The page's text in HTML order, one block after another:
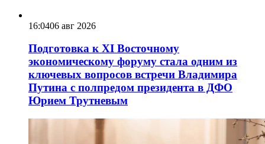
16:0406 авг 2026
Подготовка к XI Восточному
экономическому форуму стала одним из
ключевых вопросов встречи Владимира
Путина с полпредом президента в ДФО
Юрием Трутневым